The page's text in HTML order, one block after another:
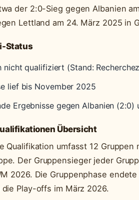
der 2:0-Sieg gegen Albanien
Lettland am 24. März 2025 in
Status
nicht qualifiziert (Stand:
lief bis November 2025
Ergebnisse gegen Albanien
Übersicht
Qualifikation umfasst 12 Gruppen
Der Gruppensieger jeder
2026. Die Gruppenphase
Play-offs im März 2026.